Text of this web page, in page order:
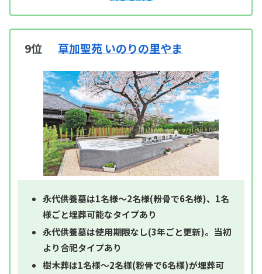
9位 草加聖苑 いのりの里やま
永代供養墓は1名様～2名様(粉骨で6名様)、1名
様ごと埋葬可能なタイプあり
永代供養墓は使用期限なし(3年ごと更新)。当初
より合祀タイプあり
樹木葬は1名様～2名様(粉骨で6名様)が埋葬可